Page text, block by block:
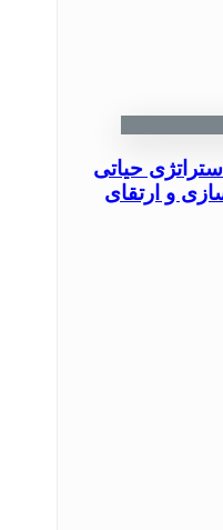
لینک ولوسیتی چیست؟ 10استراتژی حیاتی
و ارتقای